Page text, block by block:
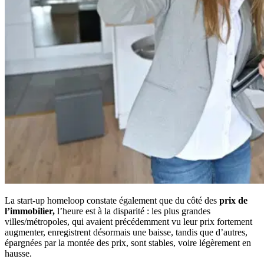
La start-up homeloop constate également que du côté des prix de
l’immobilier, l’heure est à la disparité : les plus grandes
villes/métropoles, qui avaient précédemment vu leur prix fortement
augmenter, enregistrent désormais une baisse, tandis que d’autres,
épargnées par la montée des prix, sont stables, voire légèrement en
hausse.